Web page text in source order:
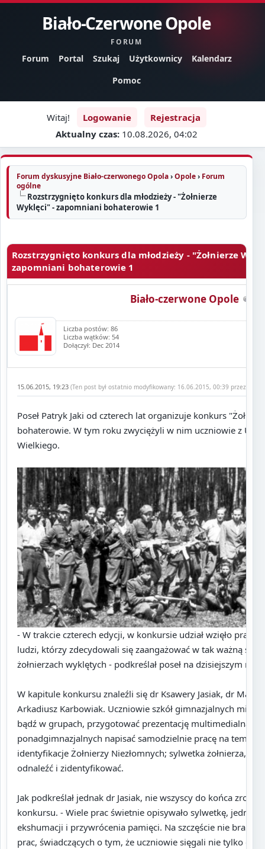
Biało-Czerwone Opole
FORUM
Forum Portal Szukaj Użytkownicy
Kalendarz
Pomoc
Witaj! Logowanie
Rejestracja
Aktualny czas: 10.08.2026, 04:02
Forum dyskusyjne Biało-czerwonego Opola›Opole› Forum
ogólne
Rozstrzygnięto konkurs dla młodzieży - "Żołnierze
Wyklęci" - zapomniani bohaterowie 1
Rozstrzygnięto konkurs dla młodzieży - "Żołnierze
zapomniani bohaterowie 1
Biało-czerwone Opole
Liczba postów: 86
Liczba wątków: 54
Dołączył: Dec 2014
15.06.2015, 19:23 (Ten post był ostatnio modyfikowany: 16.06.2015, 00:39 przez
Poseł Patryk Jaki od czterech lat organizuje konkurs
bohaterowie. W tym roku zwyciężyli w nim uczniowie z
Wielkiego.
- W trakcie czterech edycji, w konkursie udział wzięło prawie
ludzi, którzy zdecydowali się zaangażować w tak ważną
żołnierzach wyklętych - podkreślał poseł na dzisiejszym
W kapitule konkursu znaleźli się dr Ksawery Jasiak, dr
Arkadiusz Karbowiak. Uczniowie szkół gimnazjalnych mieli
bądź w grupach, przygotować prezentację multimedialną, a
ponadgimnazjalnych napisać samodzielnie pracę na temat:
identyfikacje Żołnierzy Niezłomnych; sylwetka żołnierza,
odnaleźć i zidentyfikować.
Jak podkreślał jednak dr Jasiak, nie wszyscy do końca
konkursu. - Wiele prac świetnie opisywało sylwetkę, jednak
ekshumacji i przywrócenia pamięci. Na szczęście nie
prac, świadczących o tym, że uczniowie sięgali nie tylko do